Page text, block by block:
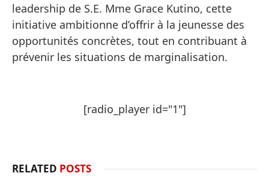
leadership de S.E. Mme Grace Kutino, cette
initiative ambitionne d’offrir à la jeunesse des
opportunités concrètes, tout en contribuant à
prévenir les situations de marginalisation.
[radio_player id="1"]
RELATED POSTS